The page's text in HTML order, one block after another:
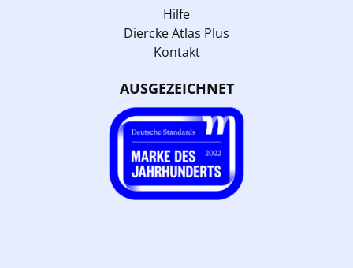
Hilfe
Diercke Atlas Plus
Kontakt
AUSGEZEICHNET